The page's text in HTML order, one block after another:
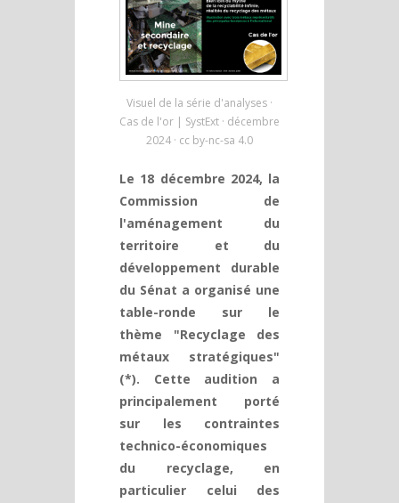
Visuel de la série d'analyses ·
Cas de l'or | SystExt · décembre
2024 · cc by-nc-sa 4.0
Le 18 décembre 2024, la
Commission de
l'aménagement du
territoire et du
développement durable
du Sénat a organisé une
table-ronde sur le
thème "Recyclage des
métaux stratégiques"
(*). Cette audition a
principalement porté
sur les contraintes
technico-économiques
du recyclage, en
particulier celui des